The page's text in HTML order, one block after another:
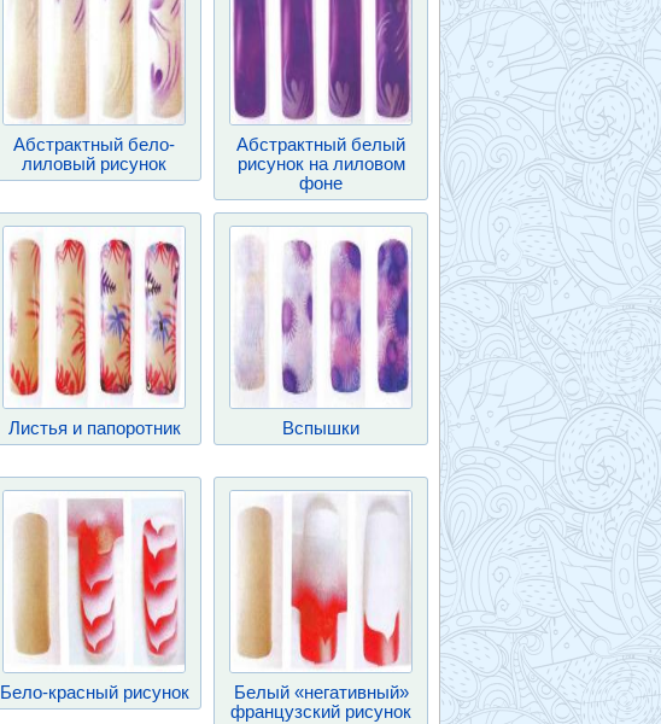
Абстрактный бело-
лиловый рисунок
Абстрактный белый
рисунок на лиловом
фоне
Листья и папоротник Вспышки
Бело-красный рисунок
Белый «негативный»
французский рисунок